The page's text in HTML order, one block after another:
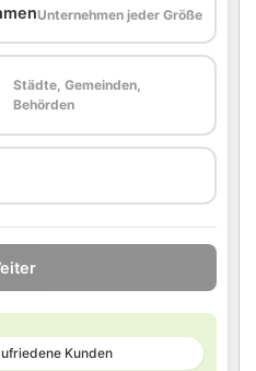
Unternehmen jeder Größe
Städte, Gemeinden,
Behörden
Kunden